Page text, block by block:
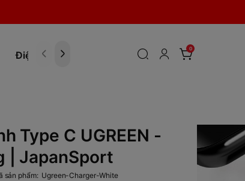
Điện tử
0
Type C UGREEN -
| JapanSport
sản phẩm: Ugreen-Charger-White